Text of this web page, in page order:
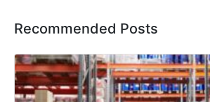
Recommended Posts